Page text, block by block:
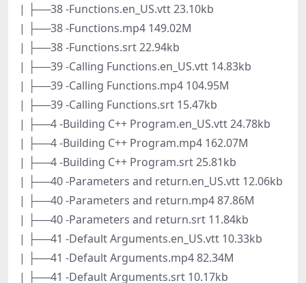
| ├──38 -Functions.en_US.vtt 23.10kb
| ├──38 -Functions.mp4 149.02M
| ├──38 -Functions.srt 22.94kb
| ├──39 -Calling Functions.en_US.vtt 14.83kb
| ├──39 -Calling Functions.mp4 104.95M
| ├──39 -Calling Functions.srt 15.47kb
| ├──4 -Building C++ Program.en_US.vtt 24.78kb
| ├──4 -Building C++ Program.mp4 162.07M
| ├──4 -Building C++ Program.srt 25.81kb
| ├──40 -Parameters and return.en_US.vtt 12.06kb
| ├──40 -Parameters and return.mp4 87.86M
| ├──40 -Parameters and return.srt 11.84kb
| ├──41 -Default Arguments.en_US.vtt 10.33kb
| ├──41 -Default Arguments.mp4 82.34M
| ├──41 -Default Arguments.srt 10.17kb